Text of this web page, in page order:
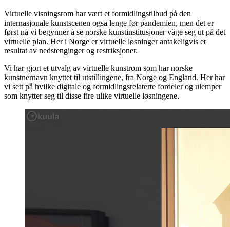
Virtuelle visningsrom har vært et formidlingstilbud på den
internasjonale kunstscenen også lenge før pandemien, men det er
først nå vi begynner å se norske kunstinstitusjoner våge seg ut på det
virtuelle plan. Her i Norge er virtuelle løsninger antakeligvis et
resultat av nedstenginger og restriksjoner.
Vi har gjort et utvalg av virtuelle kunstrom som har norske
kunstnernavn knyttet til utstillingene, fra Norge og England. Her har
vi sett på hvilke digitale og formidlingsrelaterte fordeler og ulemper
som knytter seg til disse fire ulike virtuelle løsningene.